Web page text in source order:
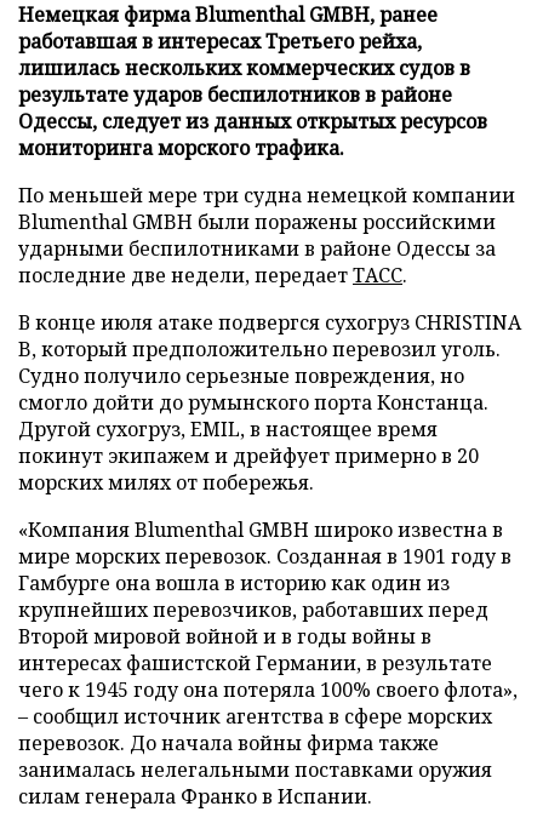
Немецкая фирма Blumenthal GMBH, ранее
работавшая в интересах Третьего рейха,
лишилась нескольких коммерческих судов в
результате ударов беспилотников в районе
Одессы, следует из данных открытых ресурсов
мониторинга морского трафика.
По меньшей мере три судна немецкой компании
Blumenthal GMBH были поражены российскими
ударными беспилотниками в районе Одессы за
последние две недели, передаетТАСС.
В конце июля атаке подвергся сухогруз CHRISTINA
B, который предположительно перевозил уголь.
Судно получило серьезные повреждения, но
смогло дойти до румынского порта Констанца.
Другой сухогруз, EMIL, в настоящее время
покинут экипажем и дрейфует примерно в 20
морских милях от побережья.
«Компания Blumenthal GMBH широко известна в
мире морских перевозок. Созданная в 1901 году в
Гамбурге она вошла в историю как один из
крупнейших перевозчиков, работавших перед
Второй мировой войной и в годы войны в
интересах фашистской Германии, в результате
чего к 1945 году она потеряла 100% своего флота»,
– сообщил источник агентства в сфере морских
перевозок. До начала войны фирма также
занималась нелегальными поставками оружия
силам генерала Франко в Испании.